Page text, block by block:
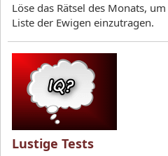
Löse das Rätsel des Monats,
Liste der Ewigen einzutragen.
Lustige Tests